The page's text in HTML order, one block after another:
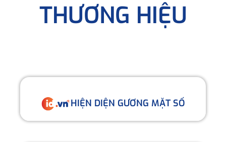
THƯƠNG HIỆU
HIỆN DIỆN GƯƠNG MẶT SỐ